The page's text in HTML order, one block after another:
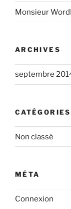
Monsieur
ARCHIVES
septembre
CATÉGORIES
Non classé
MÉTA
Connexion